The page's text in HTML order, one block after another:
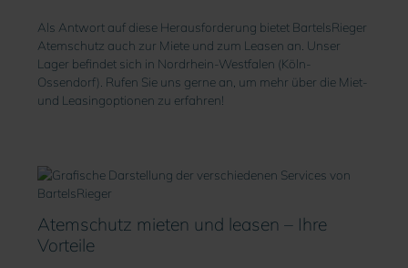
Als Antwort auf diese Herausforderung bietet BartelsRieger
Atemschutz auch zur Miete und zum Leasen an. Unser
Lager befindet sich in Nordrhein-Westfalen (Köln-
Ossendorf). Rufen Sie uns gerne an, um mehr über die Miet-
und Leasingoptionen zu erfahren!
Atemschutz mieten und leasen – Ihre
Vorteile